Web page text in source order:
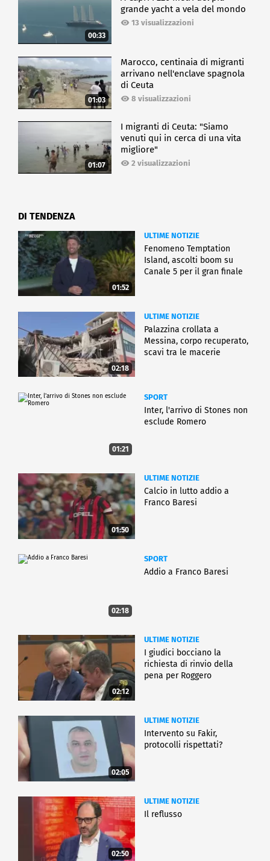
00:33
grande yacht a vela del mondo
13 visualizzazioni
01:03
Marocco, centinaia di migranti
arrivano nell'enclave spagnola
di Ceuta
8 visualizzazioni
01:07
I migranti di Ceuta: "Siamo
venuti qui in cerca di una vita
migliore"
2 visualizzazioni
DI TENDENZA
01:52
ULTIME NOTIZIE
Fenomeno Temptation
Island, ascolti boom su
Canale 5 per il gran finale
02:18
ULTIME NOTIZIE
Palazzina crollata a
Messina, corpo recuperato,
scavi tra le macerie
01:21
SPORT
Inter, l'arrivo di Stones non
esclude Romero
01:50
ULTIME NOTIZIE
Calcio in lutto addio a
Franco Baresi
02:18
SPORT
Addio a Franco Baresi
02:12
ULTIME NOTIZIE
I giudici bocciano la
richiesta di rinvio della
pena per Roggero
02:05
ULTIME NOTIZIE
Intervento su Fakir,
protocolli rispettati?
02:50
ULTIME NOTIZIE
Il reflusso